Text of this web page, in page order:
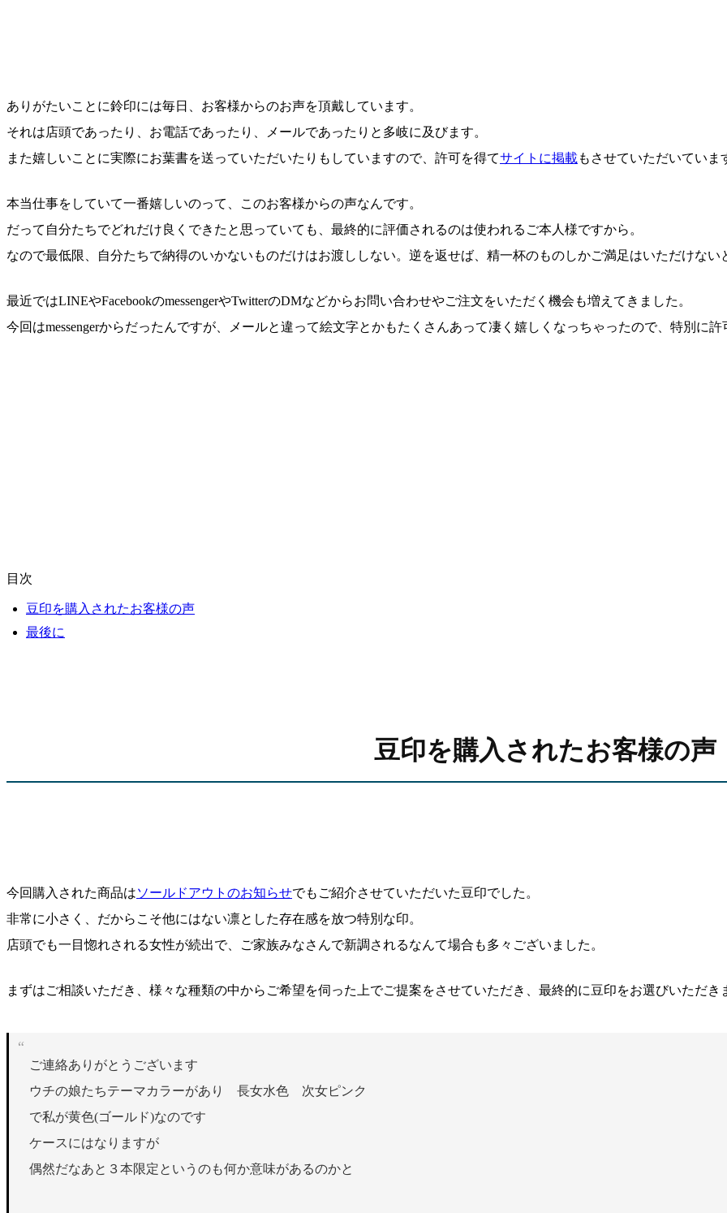
ありがたいことに鈴印には毎日、お客様からのお声を頂戴しています。
それは店頭であったり、お電話であったり、メールであったりと多岐に及びます。
また嬉しいことに実際にお葉書を送っていただいたりもしていますので、許可を得てサイトに掲載もさせていただいていま
本当仕事をしていて一番嬉しいのって、このお客様からの声なんです。
だって自分たちでどれだけ良くできたと思っていても、最終的に評価されるのは使われるご本人様ですから。
なので最低限、自分たちで納得のいかないものだけはお渡ししない。逆を返せば、精一杯のものしかご満足はいただけな
最近ではLINEやFacebookのmessengerやTwitterのDMなどからお問い合わせやご注文をいただく機会も増えてきました。
今回はmessengerからだったんですが、メールと違って絵文字とかもたくさんあって凄く嬉しくなっちゃったので、特別に
目次
豆印を購入されたお客様の声
最後に
豆印を購入されたお客様の声
今回購入された商品はソールドアウトのお知らせでもご紹介させていただいた豆印でした。
非常に小さく、だからこそ他にはない凛とした存在感を放つ特別な印。
店頭でも一目惚れされる女性が続出で、ご家族みなさんで新調されるなんて場合も多々ございました。
まずはご相談いただき、様々な種類の中からご希望を伺った上でご提案をさせていただき、最終的に豆印をお選びいただき
ご連絡ありがとうございます
ウチの娘たちテーマカラーがあり 長女水色 次女ピンク
で私が黄色(ゴールド)なのです
ケースにはなりますが
偶然だなあと ３本限定というのも何か意味があるのかと